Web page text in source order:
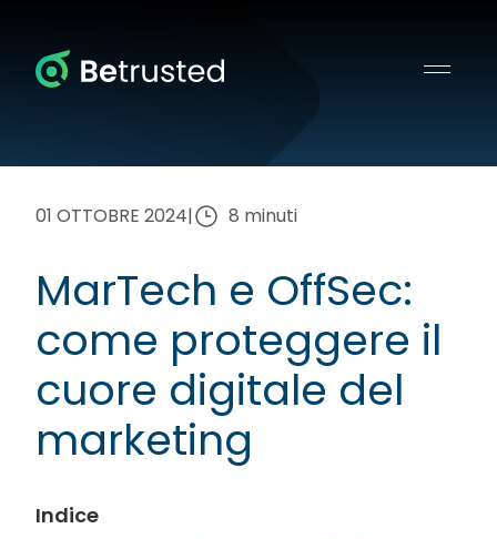
01 OTTOBRE 2024| 8 minuti
MarTech e OffSec:
come proteggere il
cuore digitale del
marketing
Indice